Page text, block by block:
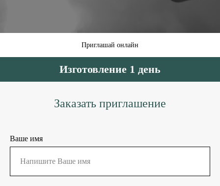
Приглашай онлайн
Изготовление 1 день
Заказать приглашение
Ваше имя